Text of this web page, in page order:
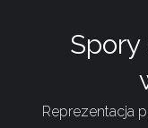
Reprezentacja